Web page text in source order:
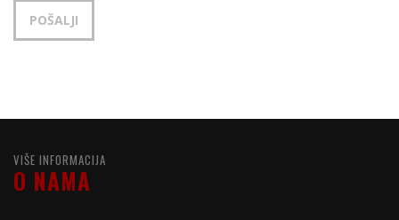
VIŠE INFORMACIJA
O NAMA